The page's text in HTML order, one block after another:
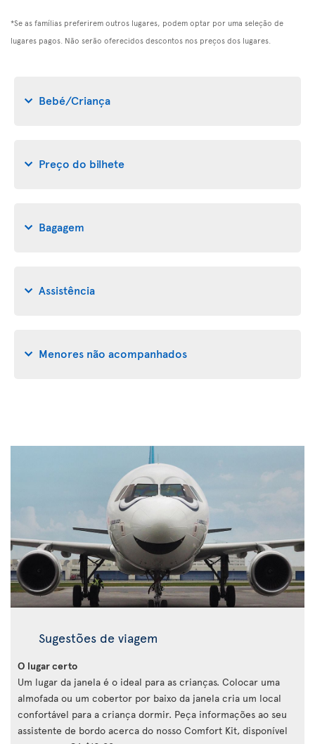
*Se as famílias preferirem outros lugares, podem optar por uma seleção de
lugares pagos. Não serão oferecidos descontos nos preços dos lugares.
Bebé/Criança
Preço do bilhete
Bagagem
Assistência
Menores não acompanhados
Sugestões de viagem
O lugar certo
Um lugar da janela é o ideal para as crianças. Colocar uma
almofada ou um cobertor por baixo da janela cria um local
confortável para a criança dormir. Peça informações ao seu
assistente de bordo acerca do nosso Comfort Kit, disponível